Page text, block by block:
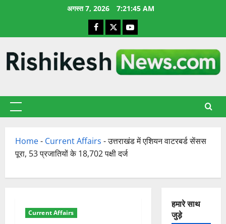
अगस्त 7, 2026 7:21:46 AM
Facebook
X YouTube
प्राथमिक
Home- Current Affairs -उत्तराखंड में एशियन वाटरबर्ड सेंसस
पूरा, 53 प्रजातियों के 18,702 पक्षी दर्ज
Current Affairs
हमारे साथ
जुड़े